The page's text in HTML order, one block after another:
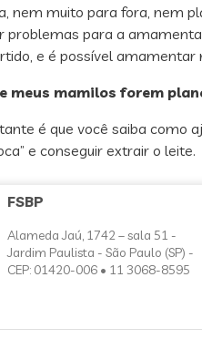
nem muito para fora,
para a
e é possível
meus mamilos forem
é que você saiba como
e conseguir extrair o
FSBP
Alameda Jaú, 1742 – sala 51 -
Jardim Paulista - São Paulo (SP) -
CEP: 01420-006 • 11 3068-8595